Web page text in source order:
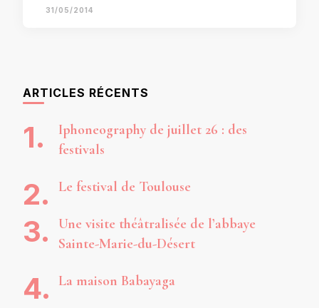
31/05/2014
ARTICLES RÉCENTS
Iphoneography de juillet 26 : des
festivals
Le festival de Toulouse
Une visite théâtralisée de l’abbaye
Sainte-Marie-du-Désert
La maison Babayaga